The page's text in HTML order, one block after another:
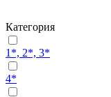
Категория
1*, 2*, 3*
4*